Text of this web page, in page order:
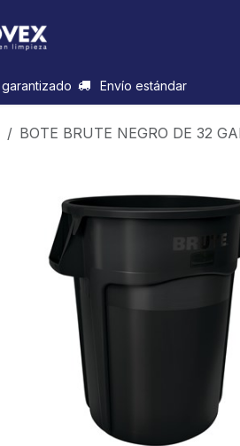
Envío estándar
BOTE BRUTE NEGRO DE 32